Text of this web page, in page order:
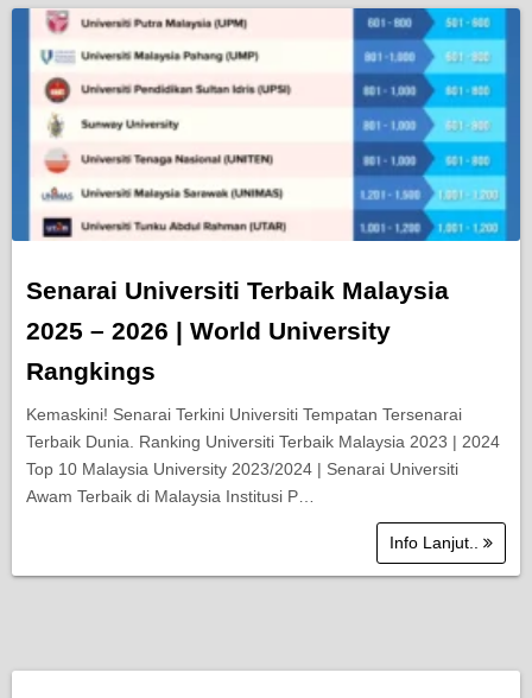
Senarai Universiti Terbaik Malaysia
2025 – 2026 | World University
Rangkings
Kemaskini! Senarai Terkini Universiti Tempatan Tersenarai
Terbaik Dunia. Ranking Universiti Terbaik Malaysia 2023 | 2024
Top 10 Malaysia University 2023/2024 | Senarai Universiti
Awam Terbaik di Malaysia Institusi P…
Info Lanjut..